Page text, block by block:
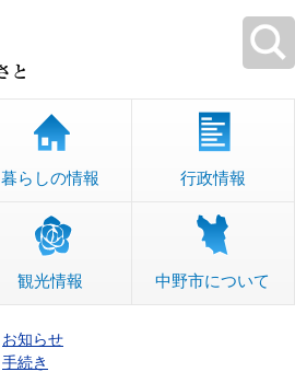
暮らしの情報 行政情報
観光情報 中野市について
お知らせ
手続き